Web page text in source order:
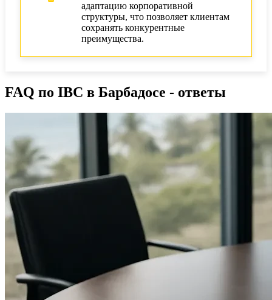
адаптацию корпоративной
структуры, что позволяет клиентам
сохранять конкурентные
преимущества.
FAQ по IBC в Барбадосе - ответы